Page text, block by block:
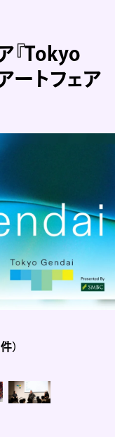
『Tokyo
ートフェア
）